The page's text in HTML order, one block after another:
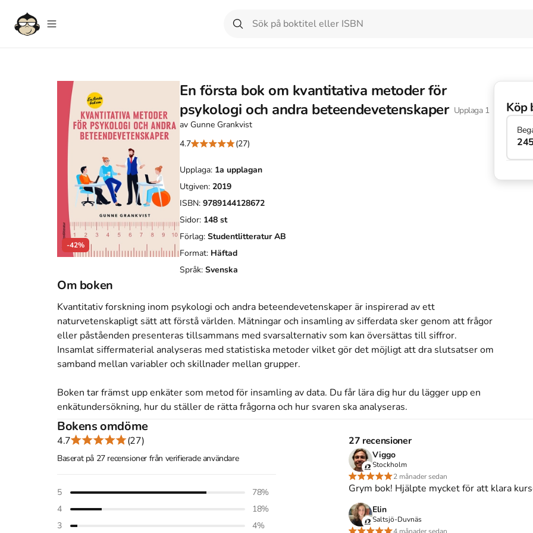
-42%
En första bok om kvantitativa metoder för
psykologi och andra beteendevetenskaper Upplaga 1
av Gunne Grankvist
4.7
(27)
Upplaga: 1a upplagan
Utgiven: 2019
ISBN: 9789144128672
Sidor: 148 st
Förlag: Studentlitteratur AB
Format: Häftad
Språk: Svenska
Om boken
Kvantitativ forskning inom psykologi och andra beteendevetenskaper är inspirerad av ett
naturvetenskapligt sätt att förstå världen. Mätningar och insamling av sifferdata sker genom att frågor
eller påståenden presenteras tillsammans med svarsalternativ som kan översättas till siffror.
Insamlat siffermaterial analyseras med statistiska metoder vilket gör det möjligt att dra slutsatser om
samband mellan variabler och skillnader mellan grupper.
Boken tar främst upp enkäter som metod för insamling av data. Du får lära dig hur du lägger upp en
enkätundersökning, hur du ställer de rätta frågorna och hur svaren ska analyseras.
Du lär dig också om vanliga fallgropar vid kvantitativa undersökningar. Medelvärden,
standardavvikelser, korrelationskoefficienter, enkel regressionsanalys och test av statistisk
signifikans är några av de statistiska verktyg som tas upp och förklaras i boken. Metoderna förklaras
och exemplifieras så att även läsare utan speciella matematiska förkunskaper lätt kan följa
resonemangen och förstå de bakomliggande idéerna.
En första bok om kvantitativa metoder kan användas som grundbok i kurser i kvantitativ
Köp
Bokens omdöme
4.7 (27)
Baserat på 27 recensioner från verifierade användare
5 78%
4
18%
3
4%
27 recensioner
Viggo
Stockholm
2 månader sedan
Grym bok! Hjälpte mycket för att klara
Elin
Saltsjö-Duvnäs